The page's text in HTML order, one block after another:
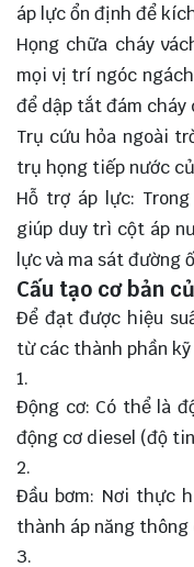
áp lực ổn định để
Họng chữa cháy
mọi vị trí ngóc
để dập tắt đám cháy
Trụ cứu hỏa ngoài
trụ họng tiếp nước
Hỗ trợ áp lực:
giúp duy trì cột áp
lực và ma sát đường
Cấu tạo cơ bản
Để đạt được hiệu
từ các thành phần
Động cơ: Có thể là
động cơ diesel (độ
Đầu bơm: Nơi thực
thành áp năng